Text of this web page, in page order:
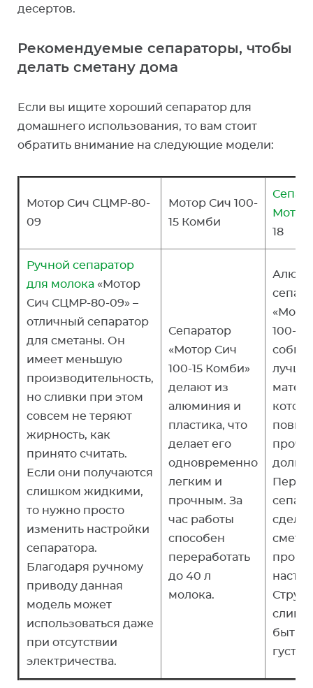
десертов.
Рекомендуемые сепараторы, чтобы
делать сметану дома
Если вы ищите хороший сепаратор для
домашнего использования, то вам стоит
обратить внимание на следующие модели:
Мотор Сич СЦМР-80-
09
Мотор Сич 100-
15 Комби
Мотор
18
Ручной сепаратор
для молока «Мотор
Сич СЦМР-80-09» –
отличный сепаратор
для сметаны. Он
имеет меньшую
производительность,
но сливки при этом
совсем не теряют
жирность, как
принято считать.
Если они получаются
слишком жидкими,
то нужно просто
изменить настройки
сепаратора.
Благодаря ручному
приводу данная
модель может
использоваться даже
при отсутствии
электричества.
Сепаратор
«Мотор Сич
100-15 Комби»
делают из
алюминия и
пластика, что
делает его
одновременно
легким и
прочным. За
час работы
способен
переработать
до 40 л
молока.
100-18»
Перед
быть
густой.